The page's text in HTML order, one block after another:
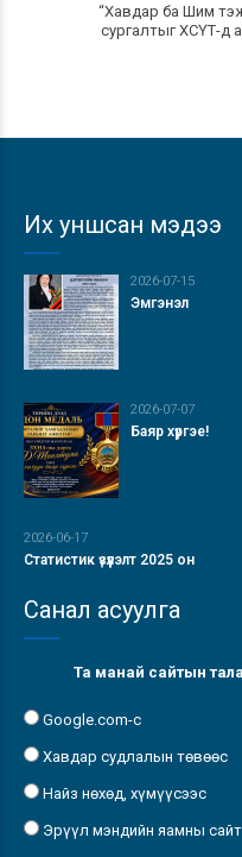
“Хавдар ба Шим
сургалтыг ХСҮТ-д
Их уншсан мэдээ
2026-07-15
Эмгэнэл
2026-07-07
Баяр хүргэе!
2026-06-17
Статистик үзүүлэлт 2025 он
Санал асуулга
Та манай сайтын
Google.com-с
Хавдар судлалын төвөөс
Найз нөхөд, хүмүүсээс
Эрүүл мэндийн яамны